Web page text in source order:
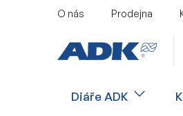
O nás Prodejna
Diáře ADK